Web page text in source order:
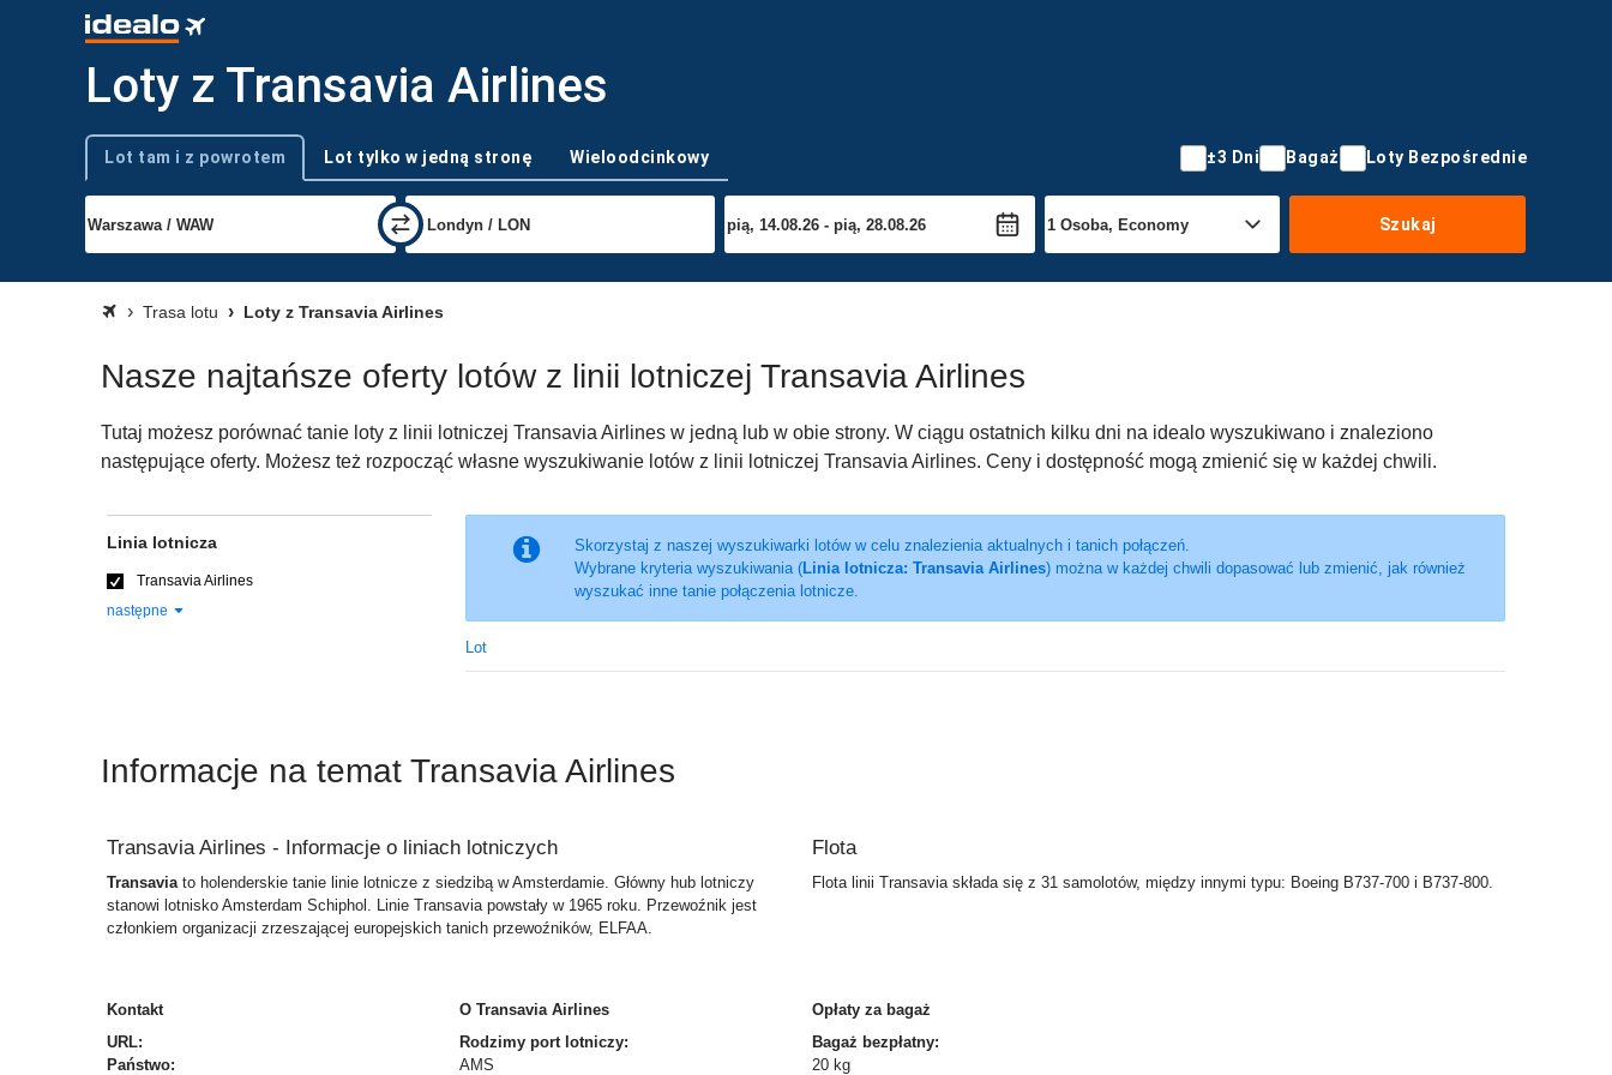
Loty z Transavia Airlines
Typ podróży
Lot tam i z powrotem Lot tylko w jedną stronę Wieloodcinkowy ±3 Dni Bagaż Loty Bezpośrednie
Szukaj
Trasa lotu Loty z Transavia Airlines
Nasze najtańsze oferty lotów z linii lotniczej Transavia Airlines
Tutaj możesz porównać tanie loty z linii lotniczej Transavia Airlines w jedną lub w obie strony. W ciągu ostatnich kilku dni na idealo wyszukiwano i znaleziono
następujące oferty. Możesz też rozpocząć własne wyszukiwanie lotów z linii lotniczej Transavia Airlines. Ceny i dostępność mogą zmienić się w każdej chwili.
Skorzystaj z naszej wyszukiwarki lotów w celu znalezienia aktualnych i tanich połączeń.
Wybrane kryteria wyszukiwania (Linia lotnicza: Transavia Airlines) można w każdej chwili dopasować lub zmienić, jak również
wyszukać inne tanie połączenia lotnicze.
Lot
Linia lotnicza
Transavia Airlines
następne
Informacje na temat Transavia Airlines
Transavia Airlines - Informacje o liniach lotniczych
Transaviato holenderskie tanie linie lotnicze z siedzibą w Amsterdamie. Główny hub lotniczy
stanowi lotnisko Amsterdam Schiphol. Linie Transavia powstały w 1965 roku. Przewoźnik jest
członkiem organizacji zrzeszającej europejskich tanich przewoźników, ELFAA.
Flota
Flota linii Transavia składa się z 31 samolotów, między innymi typu: Boeing B737-700 i B737-800.
Kontakt
URL:
Państwo:
O Transavia Airlines
Rodzimy port lotniczy:
AMS
Opłaty za bagaż
Bagaż bezpłatny:
20 kg